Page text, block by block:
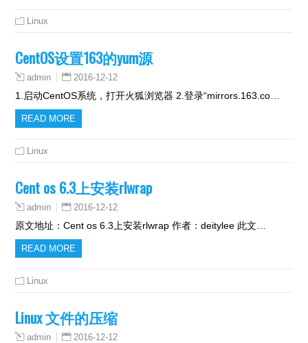
Linux
CentOS设置163的yum源
admin 2016-12-12
1.启动CentOS系统，打开火狐浏览器 2.登录“mirrors.163.co…
READ MORE
Linux
Cent os 6.3上安装rlwrap
admin 2016-12-12
原文地址：Cent os 6.3上安装rlwrap 作者：deitylee 此文…
READ MORE
Linux
Linux 文件的压缩
admin 2016-12-12